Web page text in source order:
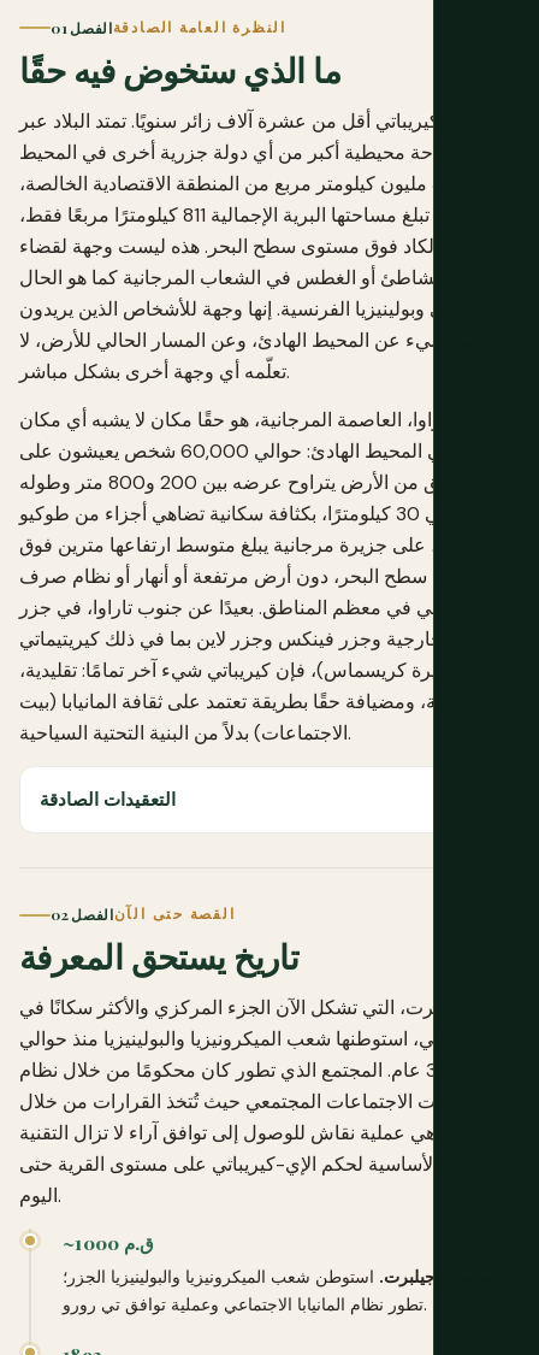
الفصل 01النظرة العامة الصادقة
ما الذي ستخوض فيه حقًا
تستقبل كيريباتي أقل من عشرة آلاف زائر سنويًا. تمتد البلاد عبر
مساحة محيطية أكبر من أي دولة جزرية أخرى في المحيط
الهادئ، 3.5 مليون كيلومتر مربع من المنطقة الاقتصادية الخالصة،
بينما تبلغ مساحتها البرية الإجمالية 811 كيلومترًا مربعًا فقط،
معظمها بالكاد فوق مستوى سطح البحر. هذه ليست وجهة لقضاء
عطلات الشاطئ أو الغطس في الشعاب المرجانية كما هو الحال
في فيجي وبولينيزيا الفرنسية. إنها وجهة للأشخاص الذين يريدون
فهم شيء عن المحيط الهادئ، وعن المسار الحالي للأرض، لا
تعلّمه أي وجهة أخرى بشكل مباشر.
جنوب تاراوا، العاصمة المرجانية، هو حقًا مكان لا يشبه أي مكان
آخر في المحيط الهادئ: حوالي 60,000 شخص يعيشون على
شريط ضيق من الأرض يتراوح عرضه بين 200 و800 متر وطوله
حوالي 30 كيلومترًا، بكثافة سكانية تضاهي أجزاء من طوكيو
الحضرية، على جزيرة مرجانية يبلغ متوسط ارتفاعها مترين فوق
مستوى سطح البحر، دون أرض مرتفعة أو أنهار أو نظام صرف
صحي في معظم المناطق. بعيدًا عن جنوب تاراوا، في جزر
جيلبرت الخارجية وجزر فينكس وجزر لاين بما في ذلك كيريتيماتي
(جزيرة كريسماس)، فإن كيريباتي شيء آخر تمامًا: تقليدية،
بطيئة، ومضيافة حقًا بطريقة تعتمد على ثقافة المانيابا (بيت
الاجتماعات) بدلاً من البنية التحتية السياحية.
التعقيدات الصادقة
الفصل 02القصة حتى الآن
تاريخ يستحق المعرفة
جزر جيلبرت، التي تشكل الآن الجزء المركزي والأكثر سكانًا في
كيريباتي، استوطنها شعب الميكرونيزيا والبولينيزيا منذ حوالي
3,000 عام. المجتمع الذي تطور كان محكومًا من خلال نظام
المانيابا، بيت الاجتماعات المجتمعي حيث تُتخذ القرارات من خلال
تي رورو، وهي عملية نقاش للوصول إلى توافق آراء لا تزال التقنية
السياسية الأساسية لحكم الإي-كيريباتي على مستوى القرية حتى
اليوم.
~1000 ق.م
استيطان جيلبرت. استوطن شعب الميكرونيزيا والبولينيزيا الجزر؛
تطور نظام المانيابا الاجتماعي وعملية توافق تي رورو.